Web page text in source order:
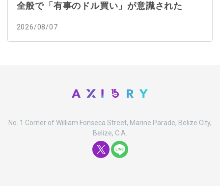
全般で「有事のドル買い」が意識された
2026/08/07
No. 1 Corner of William Fonseca Street, Marine Parade, Belize City,
Belize, C.A.